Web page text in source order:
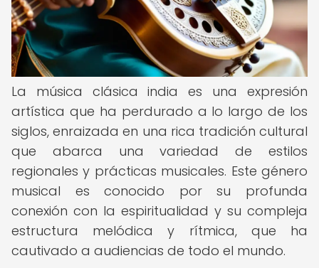
La música clásica india es una expresión
artística que ha perdurado a lo largo de los
siglos, enraizada en una rica tradición cultural
que abarca una variedad de estilos
regionales y prácticas musicales. Este género
musical es conocido por su profunda
conexión con la espiritualidad y su compleja
estructura melódica y rítmica, que ha
cautivado a audiencias de todo el mundo.